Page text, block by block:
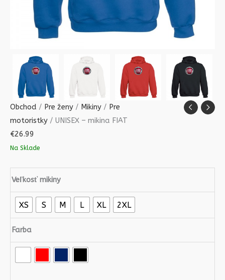
Obchod / Pre ženy / Mikiny / Pre
motoristky / UNISEX – mikina FIAT
€26.99
Na Sklade
Veľkosť mikiny
XS S M L XL 2XL
Farba